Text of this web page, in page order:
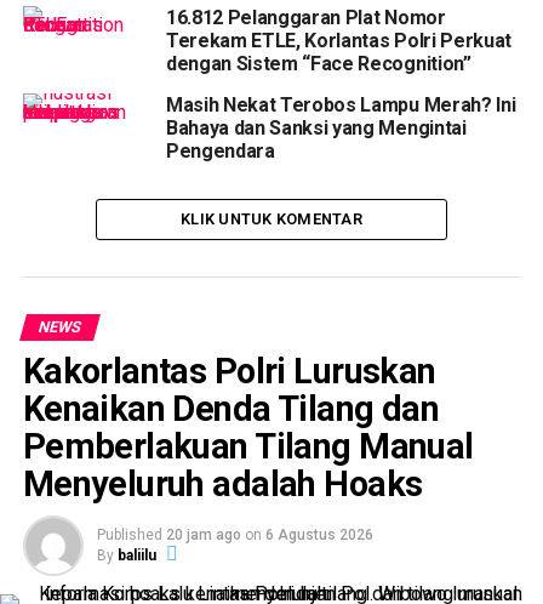
16.812 Pelanggaran Plat Nomor
Terekam ETLE, Korlantas Polri Perkuat
dengan Sistem “Face Recognition”
Masih Nekat Terobos Lampu Merah? Ini
Bahaya dan Sanksi yang Mengintai
Pengendara
KLIK UNTUK KOMENTAR
NEWS
Kakorlantas Polri Luruskan
Kenaikan Denda Tilang dan
Pemberlakuan Tilang Manual
Menyeluruh adalah Hoaks
Published 20 jam ago on 6 Agustus 2026
By baliilu